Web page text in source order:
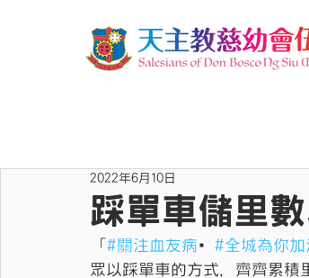
踩單車儲里
2022年6月10日
「 #關注血友病• #全城為你加
眾以踩單車的方式，齊齊累積